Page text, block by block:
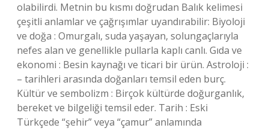
olabilirdi. Metnin bu kısmı doğrudan Balık kelimesi
çeşitli anlamlar ve çağrışımlar uyandırabilir: Biyoloji
ve doğa : Omurgalı, suda yaşayan, solungaçlarıyla
nefes alan ve genellikle pullarla kaplı canlı. Gıda ve
ekonomi : Besin kaynağı ve ticari bir ürün. Astroloji :
– tarihleri arasında doğanları temsil eden burç.
Kültür ve sembolizm : Birçok kültürde doğurganlık,
bereket ve bilgeliği temsil eder. Tarih : Eski
Türkçede “şehir” veya “çamur” anlamında